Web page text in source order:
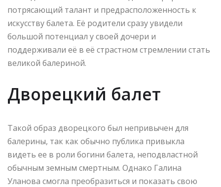
потрясающий талант и предрасположенность к
искусству балета. Её родители сразу увидели
большой потенциал у своей дочери и
поддерживали её в её страстном стремлении стать
великой балериной.
Дворецкий балет
Такой образ дворецкого был непривычен для
балерины, так как обычно публика привыкла
видеть ее в роли богини балета, неподвластной
обычным земным смертным. Однако Галина
Уланова смогла преобразиться и показать свою